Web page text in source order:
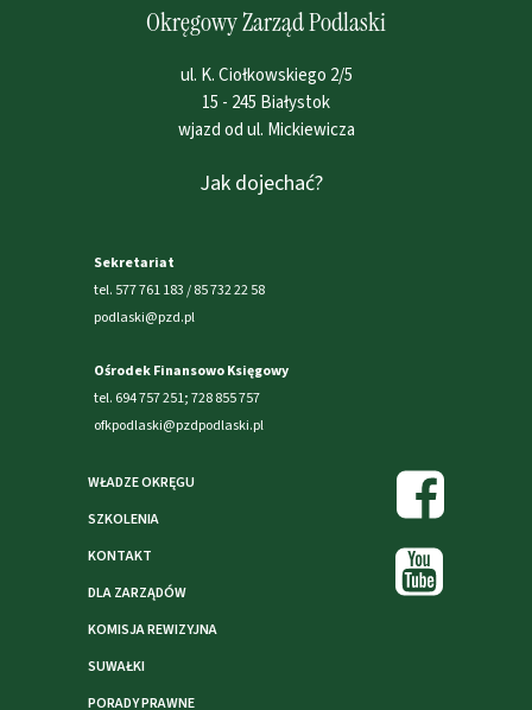
Jak dojechać?
Okręgowy Zarząd Podlaski
ul. K. Ciołkowskiego 2/5
15 - 245 Białystok
wjazd od ul. Mickiewicza
Sekretariat
tel. 577 761 183 / 85 732 22 58
podlaski@pzd.pl
Ośrodek Finansowo Księgowy
tel. 694 757 251; 728 855 757
ofkpodlaski@pzdpodlaski.pl
WŁADZE OKRĘGU
SZKOLENIA
KONTAKT
DLA ZARZĄDÓW
KOMISJA REWIZYJNA
SUWAŁKI
PORADY PRAWNE